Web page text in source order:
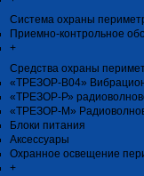
Система охраны
Приемно-контрольное
+
Средства охраны
«ТРЕЗОР-В04»
«ТРЕЗОР-Р»
«ТРЕЗОР-М»
Блоки питания
Аксессуары
Охранное освещение
+